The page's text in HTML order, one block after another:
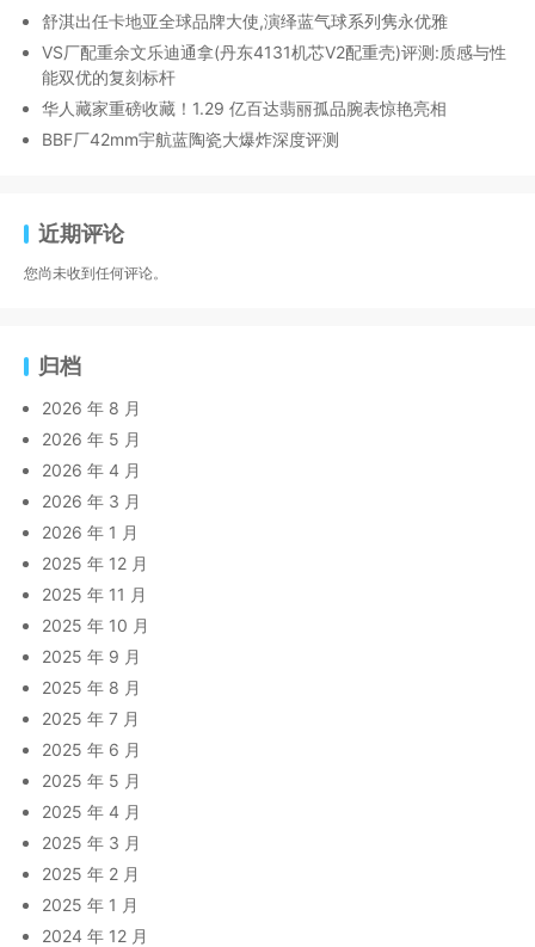
舒淇出任卡地亚全球品牌大使,演绎蓝气球系列隽永优雅
VS厂配重余文乐迪通拿(丹东4131机芯V2配重壳)评测:质感与性
能双优的复刻标杆
华人藏家重磅收藏！1.29 亿百达翡丽孤品腕表惊艳亮相
BBF厂42mm宇航蓝陶瓷大爆炸深度评测
近期评论
您尚未收到任何评论。
归档
2026 年 8 月
2026 年 5 月
2026 年 4 月
2026 年 3 月
2026 年 1 月
2025 年 12 月
2025 年 11 月
2025 年 10 月
2025 年 9 月
2025 年 8 月
2025 年 7 月
2025 年 6 月
2025 年 5 月
2025 年 4 月
2025 年 3 月
2025 年 2 月
2025 年 1 月
2024 年 12 月